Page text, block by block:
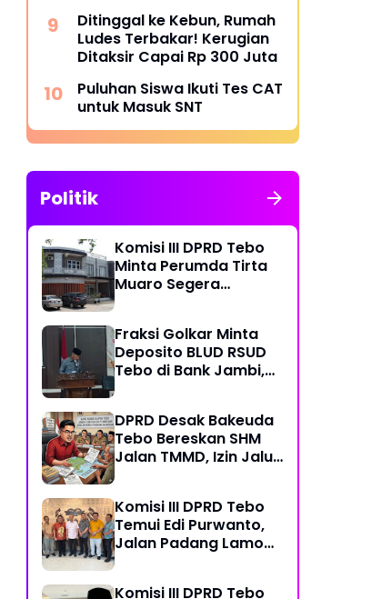
Ditinggal ke Kebun, Rumah
Ludes Terbakar! Kerugian
Ditaksir Capai Rp 300 Juta
Puluhan Siswa Ikuti Tes CAT
untuk Masuk SNT
Politik
Komisi III DPRD Tebo
Minta Perumda Tirta
Muaro Segera
Jambi
Fraksi Golkar Minta
Deposito BLUD RSUD
Tebo di Bank Jambi,
Perintis
DPRD Desak Bakeuda
Tebo Bereskan SHM
Jalan TMMD, Izin Jalur
Komisi III DPRD Tebo
Temui Edi Purwanto,
Jalan Padang Lamo
Komisi III DPRD Tebo